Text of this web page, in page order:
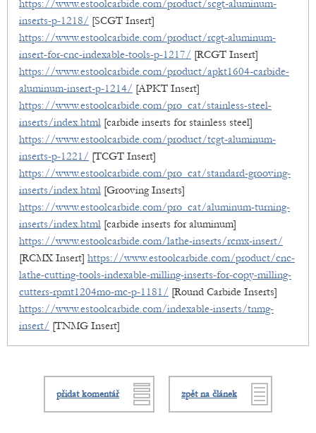
https://www.estoolcarbide.com/product/scgt-aluminum-
inserts-p-1218/ [SCGT Insert]
https://www.estoolcarbide.com/product/rcgt-aluminum-
insert-for-cnc-indexable-tools-p-1217/ [RCGT Insert]
https://www.estoolcarbide.com/product/apkt1604-carbide-
aluminum-insert-p-1214/ [APKT Insert]
https://www.estoolcarbide.com/pro_cat/stainless-steel-
inserts/index.html [carbide inserts for stainless steel]
https://www.estoolcarbide.com/product/tcgt-aluminum-
inserts-p-1221/ [TCGT Insert]
https://www.estoolcarbide.com/pro_cat/standard-grooving-
inserts/index.html [Grooving Inserts]
https://www.estoolcarbide.com/pro_cat/aluminum-turning-
inserts/index.html [carbide inserts for aluminum]
https://www.estoolcarbide.com/lathe-inserts/rcmx-insert/
[RCMX Insert] https://www.estoolcarbide.com/product/cnc-
lathe-cutting-tools-indexable-milling-inserts-for-copy-milling-
cutters-rpmt1204mo-mc-p-1181/ [Round Carbide Inserts]
https://www.estoolcarbide.com/indexable-inserts/tnmg-
insert/ [TNMG Insert]
přidat komentář zpět na článek